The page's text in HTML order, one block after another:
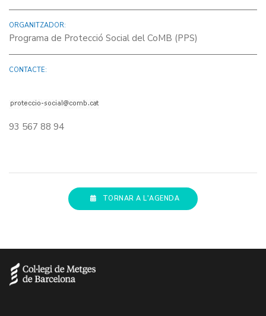
ORGANITZADOR:
Programa de Protecció Social del CoMB (PPS)
CONTACTE:
93 567 88 94
TORNAR A L'AGENDA